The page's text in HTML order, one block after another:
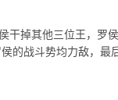
干掉其他三位王，罗
的战斗势均力敌，最